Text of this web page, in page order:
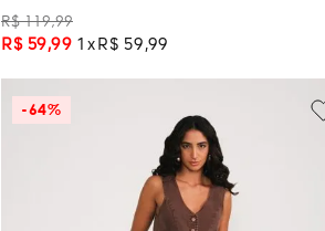
R$ 119,99
R$ 59,99 1 R$ 59 ,99
-64%